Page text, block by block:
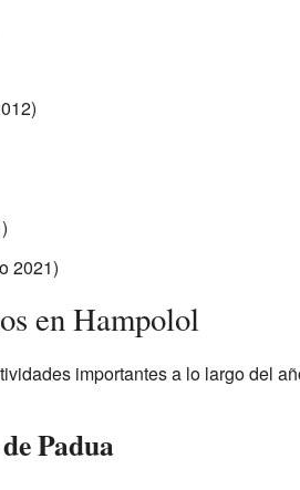
2021)
en Hampolol
importantes a lo largo del
Padua